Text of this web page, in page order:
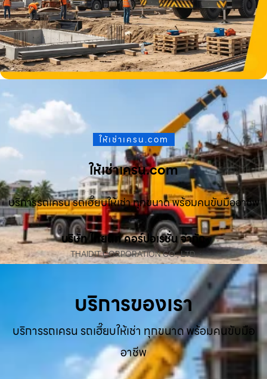
ให้เช่าเครน.com
ให้เช่าเครน.com
บริการรถเครน รถเฮี๊ยบให้เช่า ทุกขนาด พร้อมคนขับมืออาชีพ
บริษัท ไทยดิท คอร์ปอเรชั่น จำกัด
THAIDIT CORPORATION CO., LTD.
บริการของเรา
บริการรถเครน รถเฮี๊ยบให้เช่า ทุกขนาด พร้อมคนขับมือ
อาชีพ